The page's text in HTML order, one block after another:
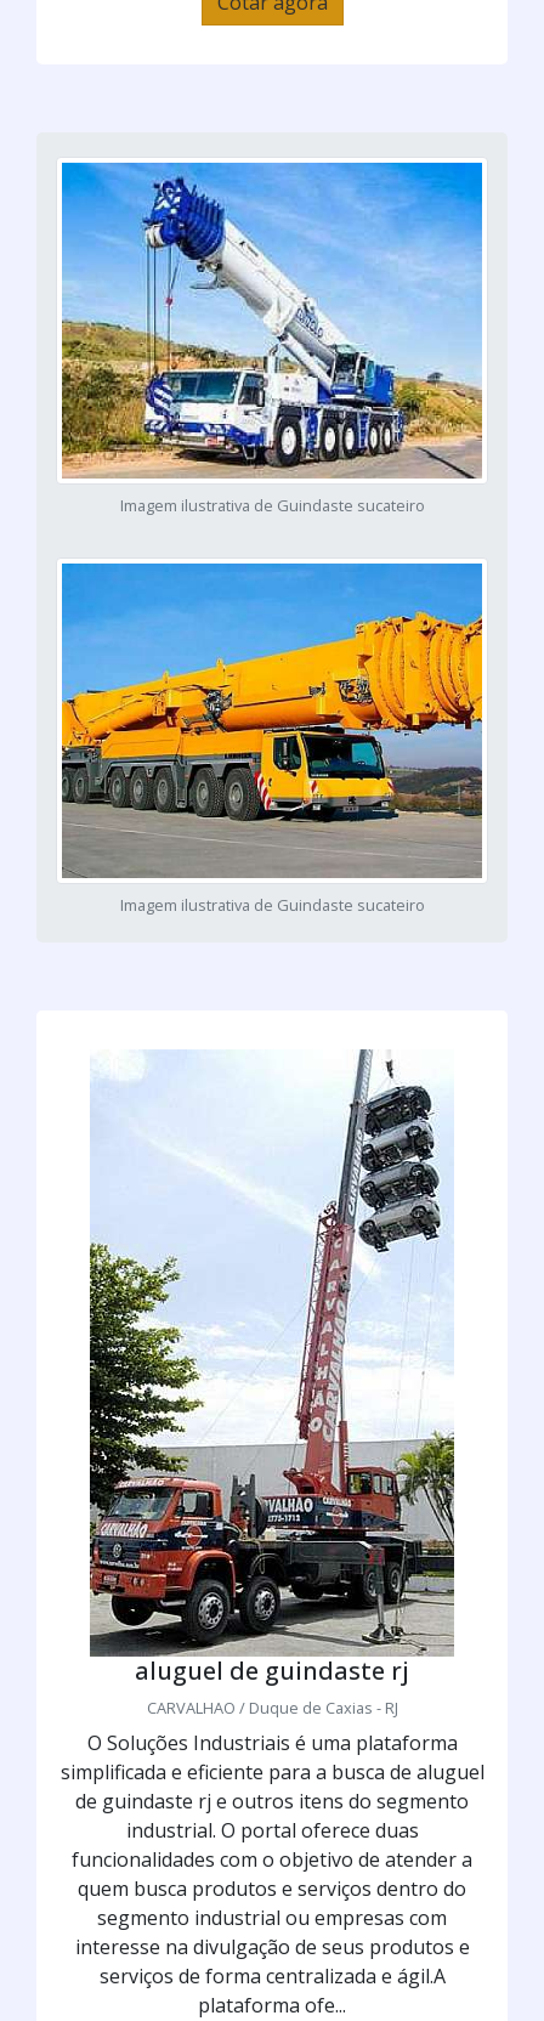
Imagem ilustrativa de Guindaste sucateiro
Imagem ilustrativa de Guindaste sucateiro
aluguel de guindaste rj
CARVALHAO / Duque de Caxias - RJ
O Soluções Industriais é uma plataforma
simplificada e eficiente para a busca de aluguel
de guindaste rj e outros itens do segmento
industrial. O portal oferece duas
funcionalidades com o objetivo de atender a
quem busca produtos e serviços dentro do
segmento industrial ou empresas com
interesse na divulgação de seus produtos e
serviços de forma centralizada e ágil.A
plataforma ofe...